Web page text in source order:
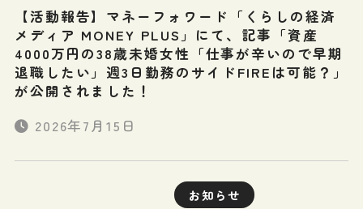
【活動報告】マネーフォワード「くらしの経済
メディア MONEY PLUS」にて、記事「資産
4000万円の38歳未婚女性「仕事が辛いので早期
退職したい」週3日勤務のサイドFIREは可能？」
が公開されました！
2026年7月15日
お知らせ